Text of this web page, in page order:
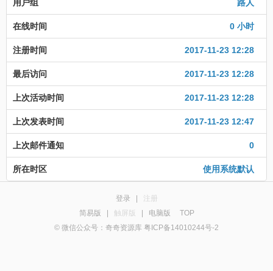
路人
用户组
0 小时
在线时间
2017-11-23 12:28
注册时间
2017-11-23 12:28
最后访问
2017-11-23 12:28
上次活动时间
2017-11-23 12:47
上次发表时间
0
上次邮件通知
使用系统默认
所在时区
登录
注册
简易版
触屏版 电脑版
TOP
© 微信公众号：奇奇资源库 粤ICP备14010244号-2